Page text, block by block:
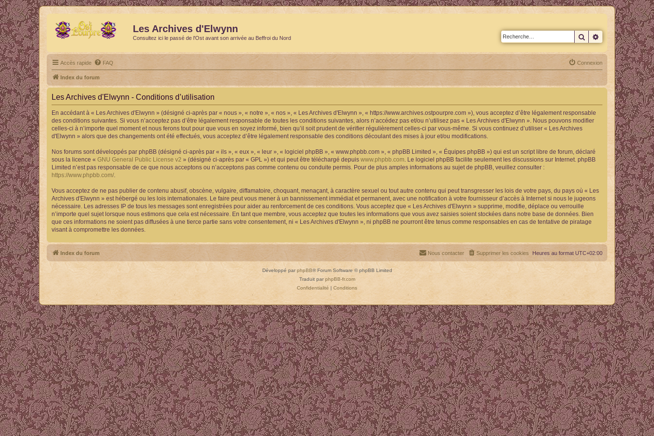
Les Archives d'Elwynn
Consultez ici le passé de l'Ost avant son arrivée au Beffroi du Nord Rechercher
Recherche
Accès rapide FAQ Connexion
Index du forum
Les Archives d'Elwynn - Conditions d’utilisation
En accédant à « Les Archives d'Elwynn » (désigné ci-après par « nous », « notre », « nos », « Les Archives d'Elwynn », « https://www.archives.ostpourpre.com »), vous acceptez d’être légalement responsable
des conditions suivantes. Si vous n’acceptez pas d’être légalement responsable de toutes les conditions suivantes, alors n’accédez pas et/ou n’utilisez pas « Les Archives d'Elwynn ». Nous pouvons modifier
celles-ci à n’importe quel moment et nous ferons tout pour que vous en soyez informé, bien qu’il soit prudent de vérifier régulièrement celles-ci par vous-même. Si vous continuez d’utiliser « Les Archives
d'Elwynn » alors que des changements ont été effectués, vous acceptez d’être légalement responsable des conditions découlant des mises à jour et/ou modifications.
Nos forums sont développés par phpBB (désigné ci-après par « ils », « eux », « leur », « logiciel phpBB », « www.phpbb.com », « phpBB Limited », « Équipes phpBB ») qui est un script libre de forum, déclaré
sous la licence « GNU General Public License v2 » (désigné ci-après par « GPL ») et qui peut être téléchargé depuis www.phpbb.com . Le logiciel phpBB facilite seulement les discussions sur Internet. phpBB
Limited n’est pas responsable de ce que nous acceptons ou n’acceptons pas comme contenu ou conduite permis. Pour de plus amples informations au sujet de phpBB, veuillez consulter :
https://www.phpbb.com/
Vous acceptez de ne pas publier de contenu abusif, obscène, vulgaire, diffamatoire, choquant, menaçant, à caractère sexuel ou tout autre contenu qui peut transgresser les lois de votre pays, du pays où « Les
Archives d'Elwynn » est hébergé ou les lois internationales. Le faire peut vous mener à un bannissement immédiat et permanent, avec une notification à votre fournisseur d’accès à Internet si nous le jugeons
nécessaire. Les adresses IP de tous les messages sont enregistrées pour aider au renforcement de ces conditions. Vous acceptez que « Les Archives d'Elwynn » supprime, modifie, déplace ou verrouille
n’importe quel sujet lorsque nous estimons que cela est nécessaire. En tant que membre, vous acceptez que toutes les informations que vous avez saisies soient stockées dans notre base de données. Bien
que ces informations ne soient pas diffusées à une tierce partie sans votre consentement, ni « Les Archives d'Elwynn », ni phpBB ne pourront être tenus comme responsables en cas de tentative de piratage
visant à compromettre les données.
Index du forum Heures au format UTC+02:00
Supprimer les cookies
Nous contacter
Développé parphpBB® Forum Software © phpBB Limited
Traduit parphpBB-fr.com
Confidentialité | Conditions